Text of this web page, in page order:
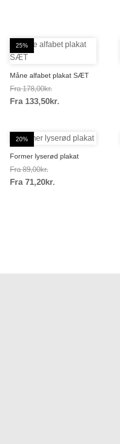
25%
Måne alfabet plakat SÆT
Fra 178,00kr.Prisinterval:
178,00kr.
Fra 133,50kr.
20%
Former lyserød plakat
Fra 89,00kr.Prisinterval:
89,00kr.
Fra 71,20kr.